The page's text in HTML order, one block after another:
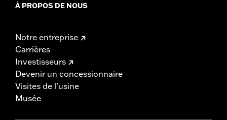
À PROPOS DE NOUS
Notre entreprise
Carrières
Investisseurs
Devenir un concessionnaire
Visites de l’usine
Musée